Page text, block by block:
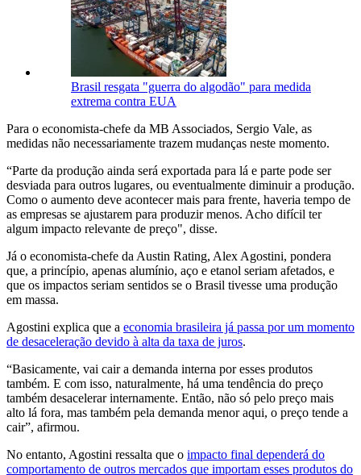
Brasil resgata "guerra do algodão" para medida
extrema contra EUA
Para o economista-chefe da MB Associados, Sergio Vale, as
medidas não necessariamente trazem mudanças neste momento.
“Parte da produção ainda será exportada para lá e parte pode ser
desviada para outros lugares, ou eventualmente diminuir a produção.
Como o aumento deve acontecer mais para frente, haveria tempo de
as empresas se ajustarem para produzir menos. Acho difícil ter
algum impacto relevante de preço", disse.
Já o economista-chefe da Austin Rating, Alex Agostini, pondera
que, a princípio, apenas alumínio, aço e etanol seriam afetados, e
que os impactos seriam sentidos se o Brasil tivesse uma produção
em massa.
Agostini explica que a economia brasileira já passa por um momento
de desaceleração devido à alta da taxa de juros.
“Basicamente, vai cair a demanda interna por esses produtos
também. E com isso, naturalmente, há uma tendência do preço
também desacelerar internamente. Então, não só pelo preço mais
alto lá fora, mas também pela demanda menor aqui, o preço tende a
cair”, afirmou.
No entanto, Agostini ressalta que o impacto final dependerá do
comportamento de outros mercados que importam esses produtos do